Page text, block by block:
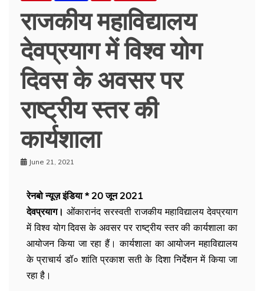
राजकीय महाविद्यालय
देवप्रयाग में विश्व योग
दिवस के अवसर पर
राष्ट्रीय स्तर की
कार्यशाला
June 21, 2021
रेनबो न्यूज़ इंडिया * 20 जून 2021
देवप्रयाग। ओंकारानंद सरस्वती राजकीय महाविद्यालय देवप्रयाग
में विश्व योग दिवस के अवसर पर राष्ट्रीय स्तर की कार्यशाला का
आयोजन किया जा रहा हैं। कार्यशाला का आयोजन महाविद्यालय
के प्राचार्य डॉ० शांति प्रकाश सती के दिशा निर्देशन में किया जा
रहा है।